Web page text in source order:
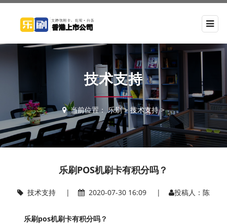
技术支持
当前位置： 乐刷> 技术支持>
乐刷POS机刷卡有积分吗？
技术支持| 2020-07-30 16:09 | 投稿人：陈
乐刷pos机刷卡有积分吗？